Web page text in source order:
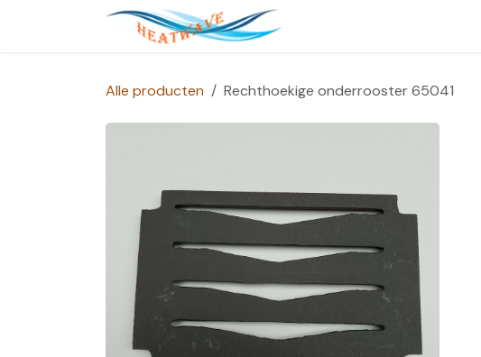
Overslaan naar inhoud
Alle producten Rechthoekige onderrooster 65041